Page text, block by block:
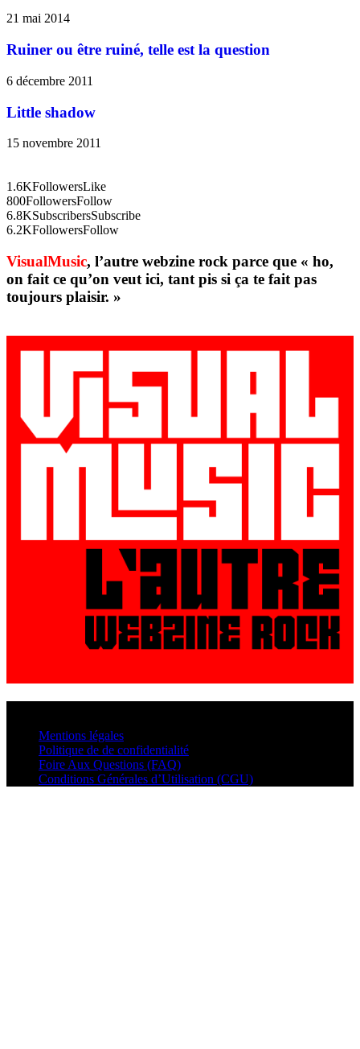
21 mai 2014
Ruiner ou être ruiné, telle est la question
6 décembre 2011
Little shadow
15 novembre 2011
1.6KFollowersLike
800FollowersFollow
6.8KSubscribersSubscribe
6.2KFollowersFollow
VisualMusic, l’autre webzine rock parce que « ho,
on fait ce qu’on veut ici, tant pis si ça te fait pas
toujours plaisir. »
Mentions légales
Politique de de confidentialité
Foire Aux Questions (FAQ)
Conditions Générales d’Utilisation (CGU)